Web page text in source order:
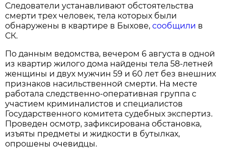
Следователи устанавливают обстоятельства
смерти трех человек, тела которых были
обнаружены в квартире в Быхове,сообщили в
СК.
По данным ведомства, вечером 6 августа в одной
из квартир жилого дома найдены тела 58-летней
женщины и двух мужчин 59 и 60 лет без внешних
признаков насильственной смерти. На месте
работала следственно-оперативная группа с
участием криминалистов и специалистов
Государственного комитета судебных экспертиз.
Проведен осмотр, зафиксирована обстановка,
изъяты предметы и жидкости в бутылках,
опрошены очевидцы.